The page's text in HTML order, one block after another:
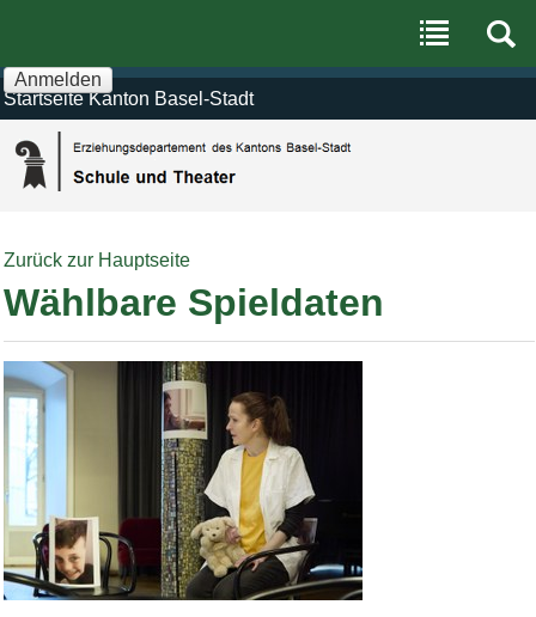
Startseite Kanton Basel-Stadt
Anmelden
|
Direkt
zur
Navigation
Zurück zur Hauptseite
Wählbare Spieldaten